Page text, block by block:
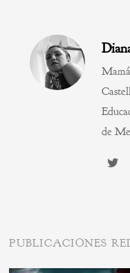
de
PUBLICACIONES